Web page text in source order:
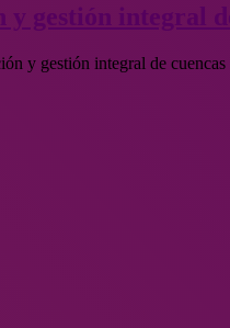
gestión integral
y gestión integral de